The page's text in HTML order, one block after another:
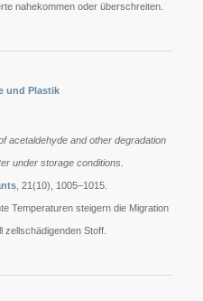
nahekommen oder überschreiten.
und Plastik
acetaldehyde and other degradation
under storage conditions.
, 21(10), 1005–1015.
Temperaturen steigern die Migration
zellschädigenden Stoff.